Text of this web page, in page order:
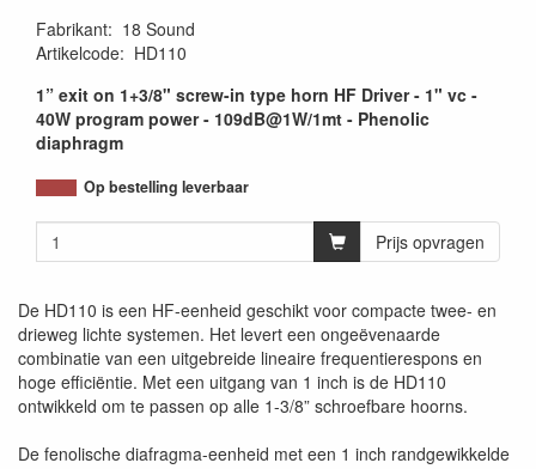
Fabrikant: 18 Sound
Artikelcode: HD110
1” exit on 1+3/8" screw-in type horn HF Driver - 1" vc -
40W program power - 109dB@1W/1mt - Phenolic
diaphragm
Op bestelling leverbaar
Prijs opvragen
De HD110 is een HF-eenheid geschikt voor compacte twee- en
drieweg lichte systemen. Het levert een ongeëvenaarde
combinatie van een uitgebreide lineaire frequentierespons en
hoge efficiëntie. Met een uitgang van 1 inch is de HD110
ontwikkeld om te passen op alle 1-3/8” schroefbare hoorns.
De fenolische diafragma-eenheid met een 1 inch randgewikkelde